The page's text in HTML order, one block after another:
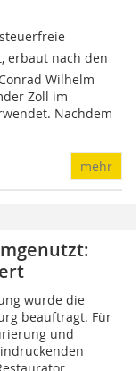
erbaut nach den
Wilhelm
Zoll im
Nachdem
mehr
wurde die
beauftragt. Für
und